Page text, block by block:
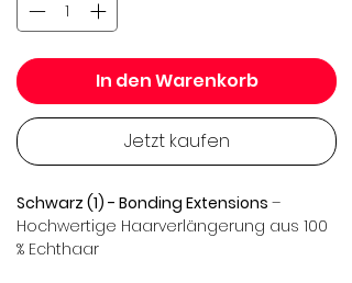
In den Warenkorb
Jetzt kaufen
Schwarz (1) - Bonding Extensions –
Hochwertige Haarverlängerung aus 100
% Echthaar